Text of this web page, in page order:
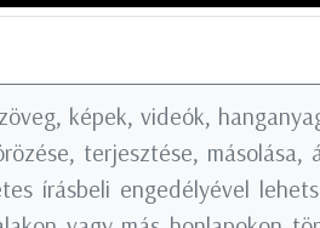
képek, videók,
terjesztése, másolása,
írásbeli engedélyével